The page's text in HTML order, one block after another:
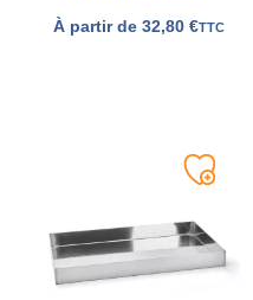
À partir de 32,80 €TTC
Ajouter
liste